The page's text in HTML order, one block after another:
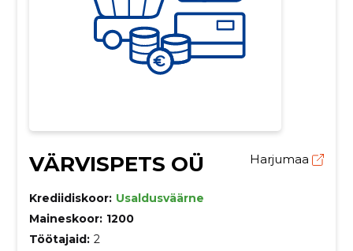
VÄRVISPETS OÜ Harjumaa
Krediidiskoor: Usaldusväärne
Maineskoor: 1200
Töötajaid: 2